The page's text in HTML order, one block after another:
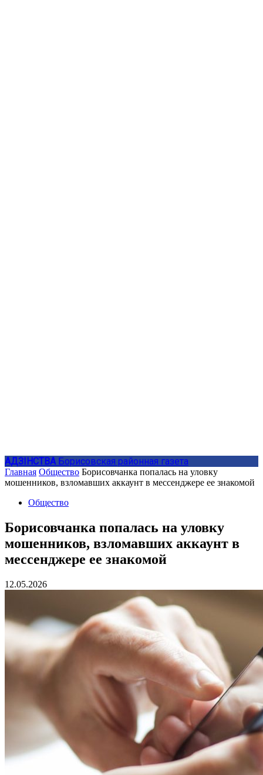
АДЗIНСТВА Борисовская районная газета
Главная Общество Борисовчанка попалась на уловку
мошенников, взломавших аккаунт в мессенджере ее знакомой
Общество
Борисовчанка попалась на уловку
мошенников, взломавших аккаунт в
мессенджере ее знакомой
12.05.2026